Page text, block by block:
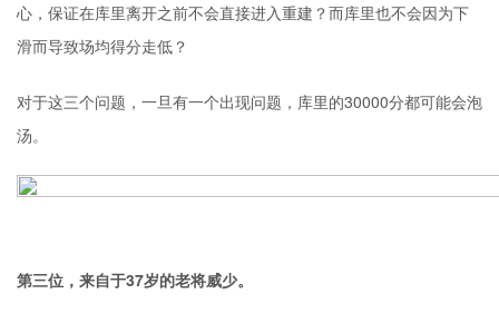
心，保证在库里离开之前不会直接进入重建？而库里也不会因为下
滑而导致场均得分走低？
对于这三个问题，一旦有一个出现问题，库里的30000分都可能会泡
汤。
第三位，来自于37岁的老将威少。